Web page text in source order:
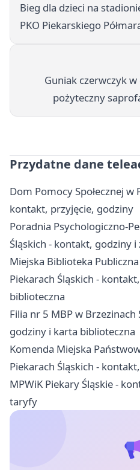
Bieg dla dzieci na
PKO Piekarskiego
Guniak czerwczyk
pożyteczny
Przydatne dane
Dom Pomocy Społecznej w
kontakt, przyjęcie, godziny
Poradnia Psychologiczno-
Śląskich - kontakt, godziny i
Miejska Biblioteka
Piekarach Śląskich -
biblioteczna
Filia nr 5 MBP w Brzezinach
godziny i karta biblioteczna
Komenda Miejska
Piekarach Śląskich -
MPWiK Piekary Śląskie -
taryfy